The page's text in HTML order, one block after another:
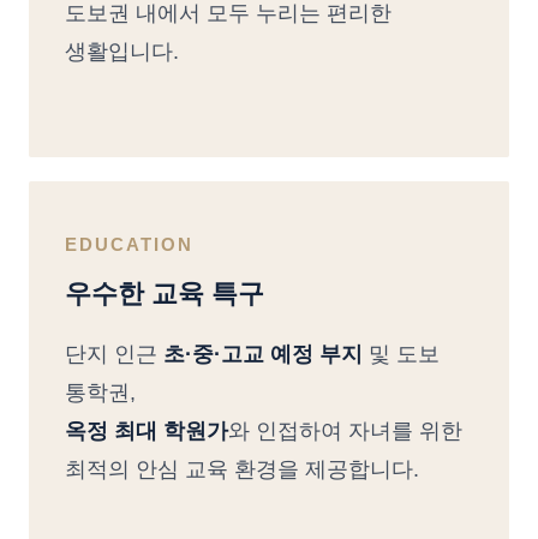
도보권 내에서 모두 누리는 편리한
생활입니다.
EDUCATION
우수한 교육 특구
단지 인근 초·중·고교 예정 부지 및 도보
통학권,
옥정 최대 학원가와 인접하여 자녀를 위한
최적의 안심 교육 환경을 제공합니다.